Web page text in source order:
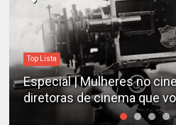
Top Lista
Especial | Mulheres no
diretoras de cinema que